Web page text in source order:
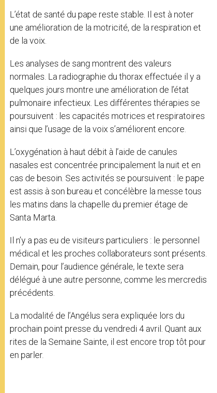
L’état de santé du pape reste stable. Il est à noter
une amélioration de la motricité, de la respiration et
de la voix.
Les analyses de sang montrent des valeurs
normales. La radiographie du thorax effectuée il y a
quelques jours montre une amélioration de l’état
pulmonaire infectieux. Les différentes thérapies se
poursuivent : les capacités motrices et respiratoires
ainsi que l’usage de la voix s’améliorent encore.
L’oxygénation à haut débit à l’aide de canules
nasales est concentrée principalement la nuit et en
cas de besoin. Ses activités se poursuivent : le pape
est assis à son bureau et concélèbre la messe tous
les matins dans la chapelle du premier étage de
Santa Marta.
Il n’y a pas eu de visiteurs particuliers : le personnel
médical et les proches collaborateurs sont présents.
Demain, pour l’audience générale, le texte sera
délégué à une autre personne, comme les mercredis
précédents.
La modalité de l’Angélus sera expliquée lors du
prochain point presse du vendredi 4 avril. Quant aux
rites de la Semaine Sainte, il est encore trop tôt pour
en parler.